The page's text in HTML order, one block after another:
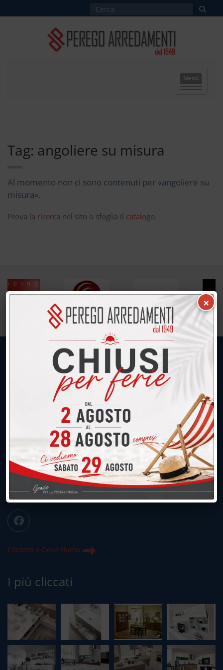
Menù
Tag: angoliere su misura
Al momento non ci sono contenuti per «angoliere su
misura».
Prova la ricerca nel sito o sfoglia il catalogo.
UNICA SEDE: CALCO (Lecco)
039.677.2778
039.677.2778
info@peregoarredamenti.it
ORARI: 09.00/12.00 - 15.00/19.15
Chiuso domenica e lunedì mattina
Contatti e Dove siamo
I più cliccati
×